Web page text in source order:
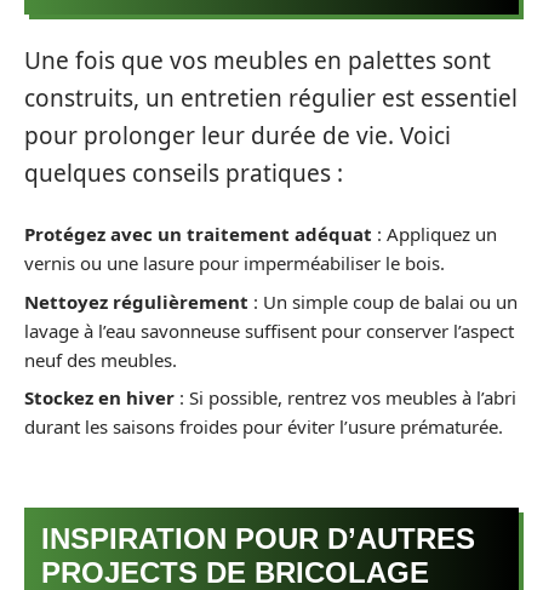
Une fois que vos meubles en palettes sont
construits, un entretien régulier est essentiel
pour prolonger leur durée de vie. Voici
quelques conseils pratiques :
Protégez avec un traitement adéquat : Appliquez un
vernis ou une lasure pour imperméabiliser le bois.
Nettoyez régulièrement : Un simple coup de balai ou un
lavage à l’eau savonneuse suffisent pour conserver l’aspect
neuf des meubles.
Stockez en hiver : Si possible, rentrez vos meubles à l’abri
durant les saisons froides pour éviter l’usure prématurée.
INSPIRATION POUR D’AUTRES
PROJECTS DE BRICOLAGE